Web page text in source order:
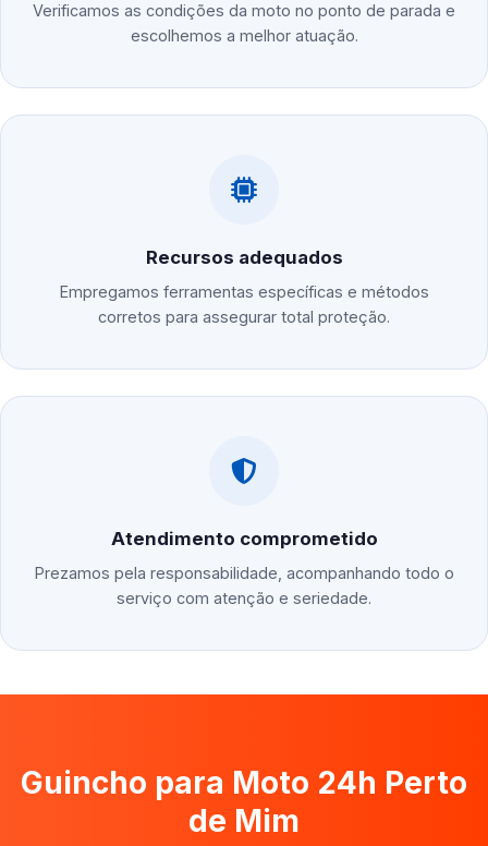
Verificamos as condições da moto no ponto de parada e
escolhemos a melhor atuação.
Recursos adequados
Empregamos ferramentas específicas e métodos
corretos para assegurar total proteção.
Atendimento comprometido
Prezamos pela responsabilidade, acompanhando todo o
serviço com atenção e seriedade.
Guincho para Moto 24h Perto
de Mim